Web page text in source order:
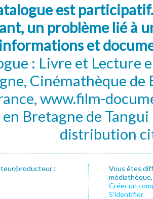
est
un problème lié à
et
: Livre et Lecture
Cinémathèque de
www.film-
Bretagne de
distribution
producteur :
Vous êtes
Créer un
S’identifier